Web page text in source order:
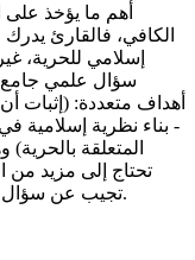
أهم ما يؤخذ على
الكافي، فالقارئ
إسلامي للحرية،
سؤال علمي جامع
أهداف متعددة: (إثبات
- بناء نظرية إسلامية
المتعلقة
تحتاج إلى مزيد من
تجيب عن سؤال واحد، لا عن مجموعة من الأسئلة المتجاورة.